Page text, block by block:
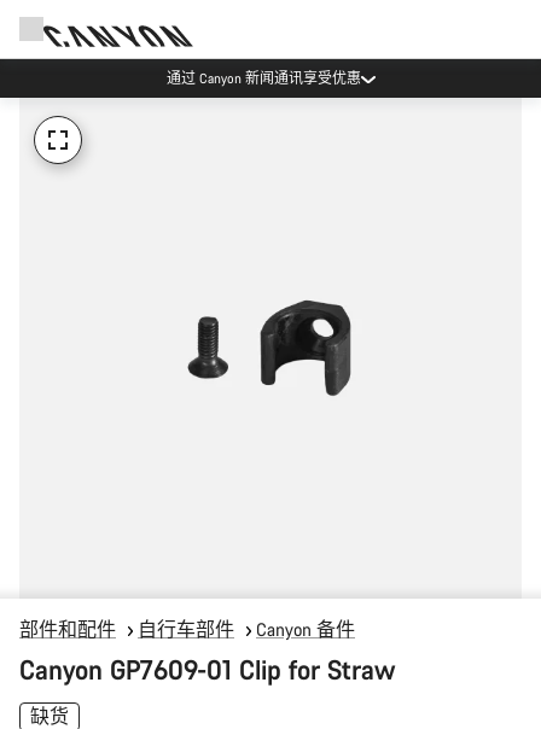
通过 Canyon 新闻通讯享受优惠
部件和配件 自行车部件 Canyon 备件
Canyon GP7609-01 Clip for Straw
缺货